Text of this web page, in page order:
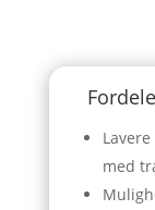
med